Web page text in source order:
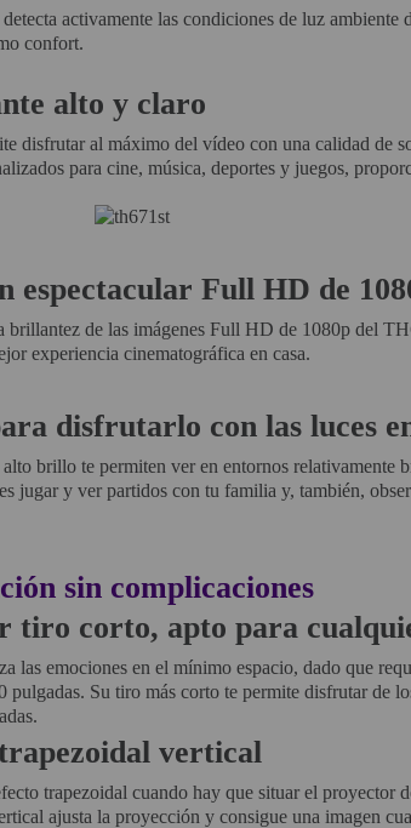
activamente las condiciones de luz ambiente
confort.
alto y claro
disfrutar al máximo del vídeo con una calidad de
para cine, música, deportes y juegos,
espectacular Full HD de
brillantez de las imágenes Full HD de 1080p del
experiencia cinematográfica en casa.
disfrutarlo con las luces
brillo te permiten ver en entornos relativamente
jugar y ver partidos con tu familia y, también,
sin complicaciones
tiro corto, apto para
las emociones en el mínimo espacio, dado que
pulgadas. Su tiro más corto te permite disfrutar de
vertical
trapezoidal cuando hay que situar el
ajusta la proyección y consigue una imagen